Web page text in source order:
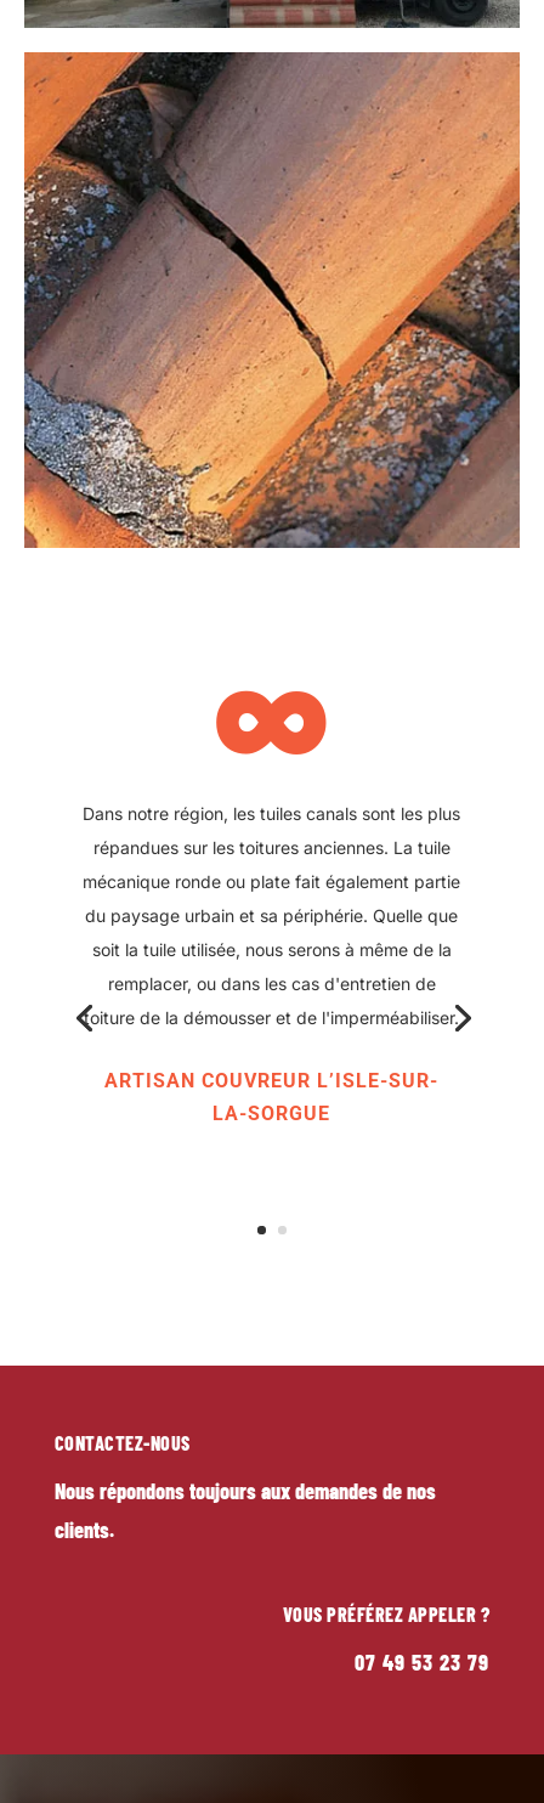
∞
plus récemment et que des plaques sous tuile
aient été posées. Nous pouvons également
intervenir sur ce type de toiture, pour réparer
ou changer une plaque abîmée. Ce type de
solution offre l'avantage d'avoir une couverture
moderne avec peu de points de rupture tout en
conservant l'aspect classique des toitures
ARTISAN COUVREUR L’ISLE-SUR-
CONTACTEZ-NOUS
Nous répondons toujours aux demandes de nos
clients.
VOUS PRÉFÉREZ APPELER ?
07 49 53 23 79